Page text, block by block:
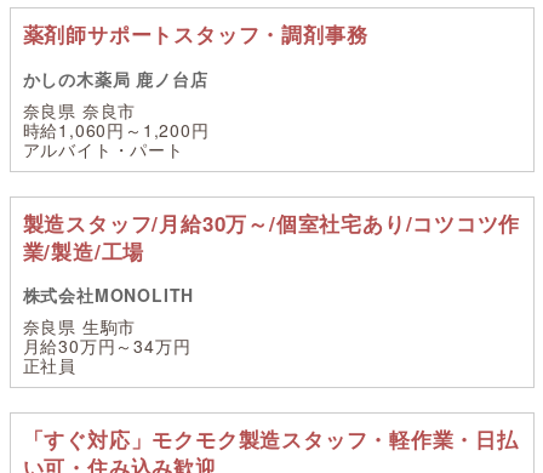
薬剤師サポートスタッフ・調剤事務
かしの木薬局 鹿ノ台店
奈良県 奈良市
時給1,060円～1,200円
アルバイト・パート
製造スタッフ/月給30万～/個室社宅あり/コツコツ作
業/製造/工場
株式会社MONOLITH
奈良県 生駒市
月給30万円～34万円
正社員
「すぐ対応」モクモク製造スタッフ・軽作業・日払